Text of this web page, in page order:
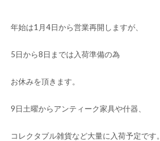
年始は1月4日から営業再開しますが、
5日から8日までは入荷準備の為
お休みを頂きます。
9日土曜からアンティーク家具や什器、
コレクタブル雑貨など大量に入荷予定です。